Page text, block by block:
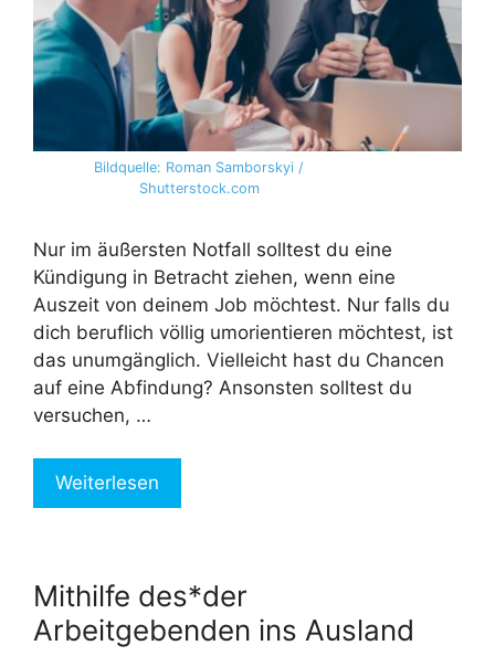
Bildquelle: Roman Samborskyi /
Shutterstock.com
Nur im äußersten Notfall solltest du eine
Kündigung in Betracht ziehen, wenn eine
Auszeit von deinem Job möchtest. Nur falls du
dich beruflich völlig umorientieren möchtest, ist
das unumgänglich. Vielleicht hast du Chancen
auf eine Abfindung? Ansonsten solltest du
versuchen, …
Weiterlesen
Mithilfe des*der
Arbeitgebenden ins Ausland